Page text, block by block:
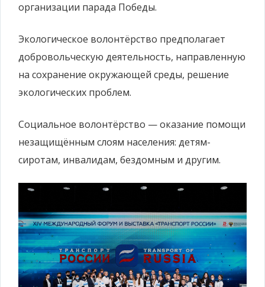
организации парада Победы.
Экологическое волонтёрство предполагает
добровольческую деятельность, направленную
на сохранение окружающей среды, решение
экологических проблем.
Социальное волонтёрство — оказание помощи
незащищённым слоям населения: детям-
сиротам, инвалидам, бездомным и другим.